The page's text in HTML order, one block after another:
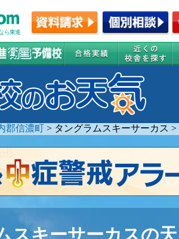
ら東進
郡信濃町 > タングラムスキーサーカス >
スキーサーカスの天